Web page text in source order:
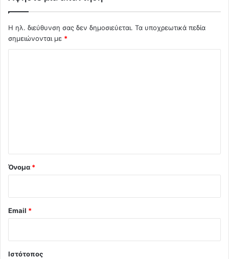
Η ηλ. διεύθυνση σας δεν δημοσιεύεται. Τα υποχρεωτικά πεδία
σημειώνονται με *
Όνομα *
Email *
Ιστότοπος